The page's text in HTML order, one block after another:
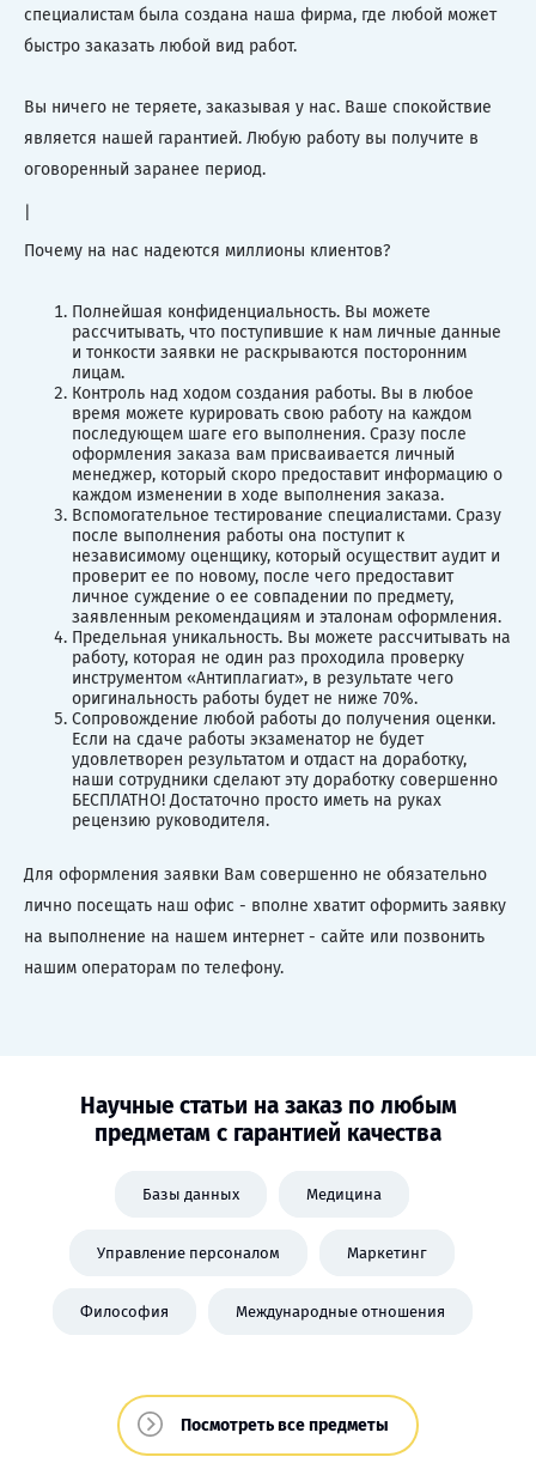
специалистам была создана наша фирма, где любой может
быстро заказать любой вид работ.
Вы ничего не теряете, заказывая у нас. Ваше спокойствие
является нашей гарантией. Любую работу вы получите в
оговоренный заранее период.
Почему на нас надеются миллионы клиентов?
Полнейшая конфиденциальность. Вы можете
рассчитывать, что поступившие к нам личные данные
и тонкости заявки не раскрываются посторонним
лицам.
Контроль над ходом создания работы. Вы в любое
время можете курировать свою работу на каждом
последующем шаге его выполнения. Сразу после
оформления заказа вам присваивается личный
менеджер, который скоро предоставит информацию о
каждом изменении в ходе выполнения заказа.
Вспомогательное тестирование специалистами. Сразу
после выполнения работы она поступит к
независимому оценщику, который осуществит аудит и
проверит ее по новому, после чего предоставит
личное суждение о ее совпадении по предмету,
заявленным рекомендациям и эталонам оформления.
Предельная уникальность. Вы можете рассчитывать на
работу, которая не один раз проходила проверку
инструментом «Антиплагиат», в результате чего
оригинальность работы будет не ниже 70%.
Сопровождение любой работы до получения оценки.
Если на сдаче работы экзаменатор не будет
удовлетворен результатом и отдаст на доработку,
наши сотрудники сделают эту доработку совершенно
БЕСПЛАТНО! Достаточно просто иметь на руках
рецензию руководителя.
Для оформления заявки Вам совершенно не обязательно
лично посещать наш офис - вполне хватит оформить заявку
на выполнение на нашем интернет - сайте или позвонить
нашим операторам по телефону.
Научные статьи на заказ по любым
предметам с гарантией качества
Базы данных Медицина
Управление персоналом Маркетинг
Философия Международные отношения
Посмотреть все предметы